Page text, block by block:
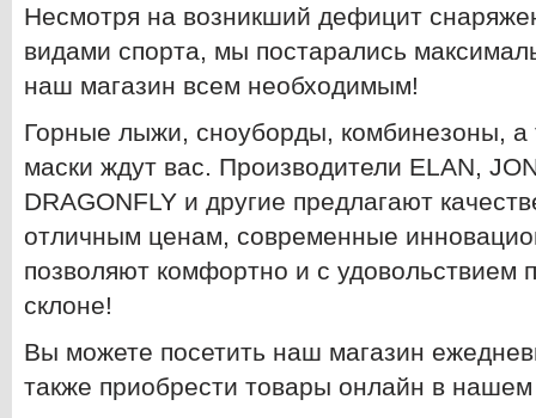
Несмотря на возникший дефицит
видами спорта, мы постарались
наш магазин всем необходимым!
Горные лыжи, сноуборды, комбинезоны, а
маски ждут вас. Производители ELAN,
DRAGONFLY и другие предлагают
отличным ценам, современные
позволяют комфортно и с удовольствием
склоне!
Вы можете посетить наш магазин
также приобрести товары онлайн в